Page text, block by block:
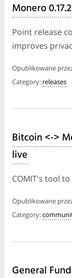
Monero
Point release
improves
Opublikowane
Category: releases
Bitcoin <->
live
COMIT's tool to
Opublikowane
Category:
General